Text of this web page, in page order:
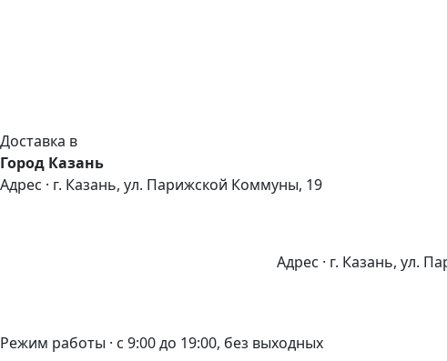
Доставка в
Город Казань
Адрес · г. Казань, ул. Парижской Коммуны, 19
Адрес · г. Казань, ул.
Режим работы · с 9:00 до 19:00, без выходных